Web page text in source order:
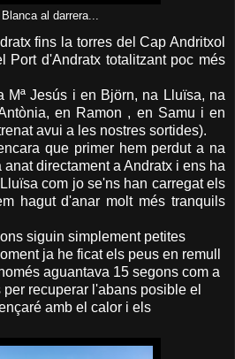
al darrera...
fins la torres del Cap Andritxol
Port d'Andratx totalitzant poc més
Mª Jesús i en Björn, na Lluïsa, na
en Ramon , en Samu i en
avui a les nostres sortides).
que primer hem perdut a na
anat directament a Andratx i ens ha
com jo se'ns han carregat els
hagut d'anar molt més tranquils
siguin simplement petites
ja he ficat els peus en remull
aguantava 15 segons com a
recuperar l'abans posible el
amb el calor i els